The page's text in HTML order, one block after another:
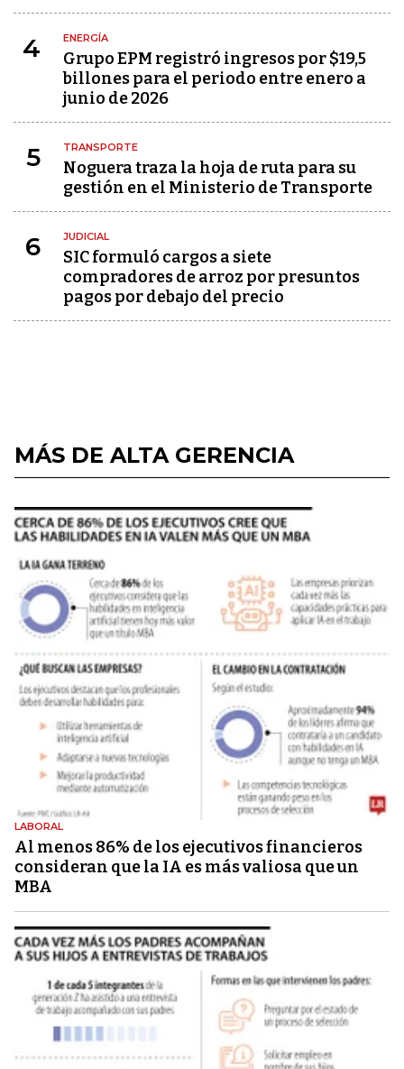
4 ENERGÍA
Grupo EPM registró ingresos por $19,5
billones para el periodo entre enero a
junio de 2026
5 TRANSPORTE
Noguera traza la hoja de ruta para su
gestión en el Ministerio de Transporte
6 JUDICIAL
SIC formuló cargos a siete
compradores de arroz por presuntos
pagos por debajo del precio
MÁS DE ALTA GERENCIA
LABORAL
Al menos 86% de los ejecutivos financieros
consideran que la IA es más valiosa que un
MBA